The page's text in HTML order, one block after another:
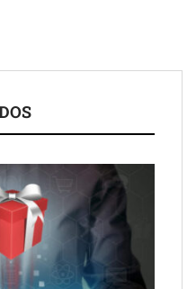
el alta de autónomo